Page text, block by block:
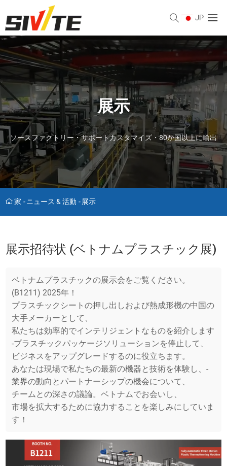
JP
展示
ソースファクトリー・サポートカスタマイズ・80か国以上に輸出
家 - ニュース & 活動 - 展示
展示招待状 (ベトナムプラスチック展)
ベトナムプラスチックの展示会をご覧ください。
(B1211) 2025年！
プラスチックシートの押し出しおよび熱成形機の中国の
大手メーカーとして、
私たちは効率的でインテリジェントなものを紹介します
-プラスチックパッケージソリューションを停止して、
ビジネスをアップグレードするのに役立ちます。
あなたは現場で私たちの最新の機器と技術を体験し、-
業界の動向とパートナーシップの機会について、
チームとの深さの議論。ベトナムでお会いし、
市場を拡大するために協力することを楽しみにしていま
す！